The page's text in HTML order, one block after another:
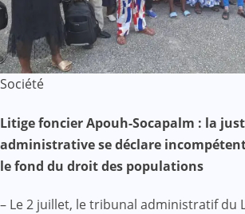
Société
Litige foncier Apouh-Socapalm : la
administrative se déclare
le fond du droit des populations
– Le 2 juillet, le tribunal administratif du